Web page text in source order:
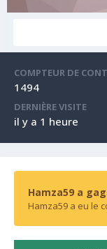
COMPTEUR DE
1494
DERNIÈRE VISITE
il y a 1 heure
Hamza59 a
Hamza59 a eu le